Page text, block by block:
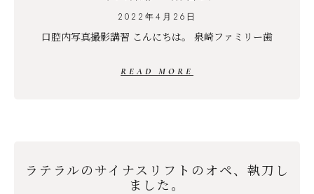
2022年4月26日
口腔内写真撮影講習 こんにちは。 泉崎ファミリー歯
READ MORE
ラテラルのサイナスリフトのオペ、執刀し
ました。